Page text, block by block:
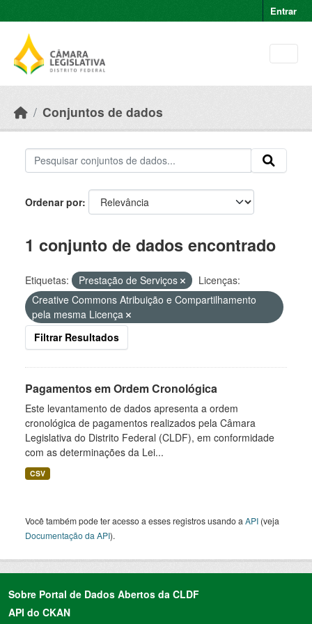
Entrar
Conjuntos de dados
Ordenar por
1 conjunto de dados encontrado
Etiquetas: Prestação de Serviços
Licenças:
Creative Commons Atribuição e Compartilhamento
pela mesma Licença
Filtrar Resultados
Pagamentos em Ordem Cronológica
Este levantamento de dados apresenta a ordem
cronológica de pagamentos realizados pela Câmara
Legislativa do Distrito Federal (CLDF), em conformidade
com as determinações da Lei...
CSV
Você também pode ter acesso a esses registros usando a API (veja
Documentação da API).
Sobre Portal de Dados Abertos da CLDF
API do CKAN